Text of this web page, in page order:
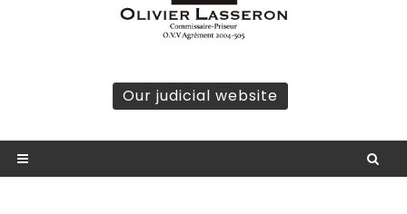
Our judicial website